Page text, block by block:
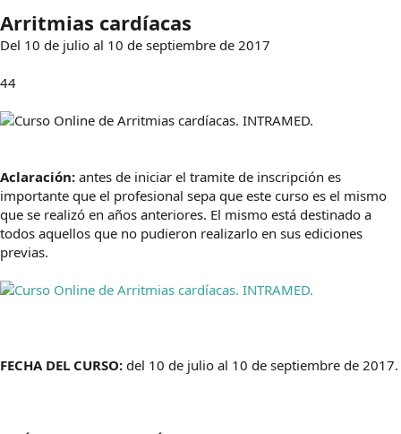
Arritmias cardíacas
Del 10 de julio al 10 de septiembre de 2017
44
Aclaración: antes de iniciar el tramite de inscripción es
importante que el profesional sepa que este curso es el mismo
que se realizó en años anteriores. El mismo está destinado a
todos aquellos que no pudieron realizarlo en sus ediciones
previas.
FECHA DEL CURSO: del 10 de julio al 10 de septiembre de 2017.